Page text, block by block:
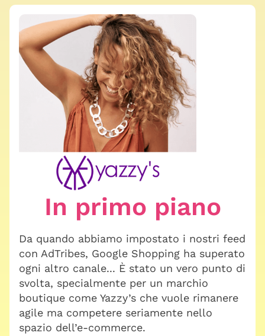
In primo piano
Da quando abbiamo impostato i nostri feed
con AdTribes, Google Shopping ha superato
ogni altro canale... È stato un vero punto di
svolta, specialmente per un marchio
boutique come Yazzy’s che vuole rimanere
agile ma competere seriamente nello
spazio dell’e-commerce.